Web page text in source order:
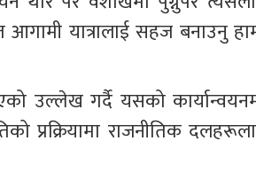
आगामी यात्रालाई सहज बनाउनु
उल्लेख गर्दै यसको
प्रक्रियामा राजनीतिक